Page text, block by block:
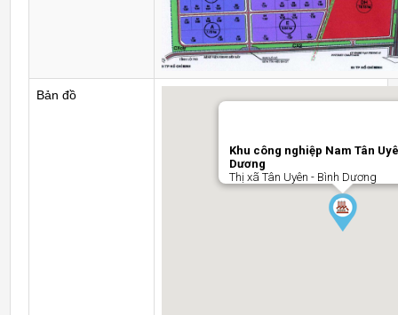
Bản đồ
Khu công nghiệp Nam Tân
Dương
Thị xã Tân Uyên - Bình Dương